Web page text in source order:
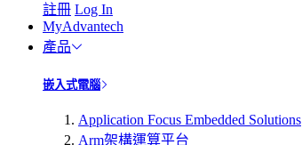
註冊 Log In
MyAdvantech
產品
嵌入式電腦
Application Focus Embedded Solutions
Arm架構運算平台